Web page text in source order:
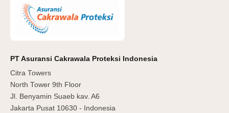
PT Asuransi Cakrawala Proteksi Indonesia
Citra Towers
North Tower 9th Floor
Jl. Benyamin Suaeb kav. A6
Jakarta Pusat 10630 - Indonesia